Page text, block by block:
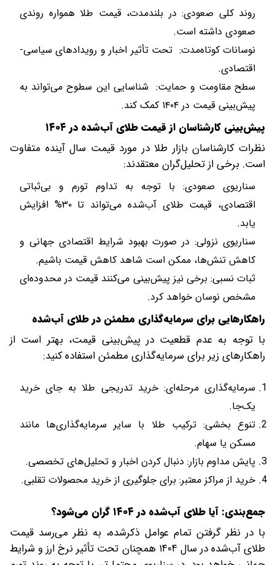
روند کلی صعودی: در بلندمدت، قیمت طلا همواره روندی
صعودی داشته است.
نوسانات کوتاه‌مدت: تحت تأثیر اخبار و رویدادهای سیاسی-
اقتصادی.
سطح مقاومت و حمایت: شناسایی این سطوح می‌تواند به
پیش‌بینی قیمت در ۱۴۰۴ کمک کند.
پیش‌بینی کارشناسان از قیمت طلای آب‌شده در ۱۴۰۴
نظرات کارشناسان بازار طلا در مورد قیمت سال آینده متفاوت
است. برخی از تحلیل‌گران معتقدند:
سناریوی صعودی: با توجه به تداوم تورم و بی‌ثباتی
اقتصادی، قیمت طلای آب‌شده می‌تواند تا ۳۰% افزایش
یابد.
سناریوی نزولی: در صورت بهبود شرایط اقتصادی جهانی و
کاهش تنش‌ها، ممکن است شاهد کاهش قیمت باشیم.
ثبات نسبی: برخی نیز پیش‌بینی می‌کنند قیمت در محدوده‌ای
مشخص نوسان خواهد کرد.
راهکارهایی برای سرمایه‌گذاری مطمئن در طلای آب‌شده
با توجه به عدم قطعیت در پیش‌بینی قیمت، بهتر است از
راهکارهای زیر برای سرمایه‌گذاری مطمئن استفاده کنید:
سرمایه‌گذاری مرحله‌ای: خرید تدریجی طلا به جای خرید
یک‌جا.
تنوع بخشی: ترکیب طلا با سایر سرمایه‌گذاری‌ها مانند
مسکن یا سهام.
پایش مداوم بازار: دنبال کردن اخبار و تحلیل‌های تخصصی.
خرید از مراکز معتبر: برای جلوگیری از خرید محصولات تقلبی.
جمع‌بندی: آیا طلای آب‌شده در ۱۴۰۴ گران می‌شود؟
با در نظر گرفتن تمام عوامل ذکرشده، به نظر می‌رسد قیمت
طلای آب‌شده در سال ۱۴۰۴ همچنان تحت تأثیر نرخ ارز و شرایط